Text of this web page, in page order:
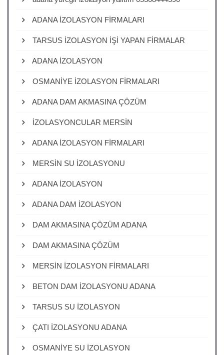
ADANA İZOLASYON FİRMALARI
TARSUS İZOLASYON İŞİ YAPAN FİRMALAR
ADANA İZOLASYON
OSMANİYE İZOLASYON FİRMALARI
ADANA DAM AKMASINA ÇÖZÜM
İZOLASYONCULAR MERSİN
ADANA İZOLASYON FİRMALARI
MERSİN SU İZOLASYONU
ADANA İZOLASYON
ADANA DAM İZOLASYON
DAM AKMASINA ÇÖZÜM ADANA
DAM AKMASINA ÇÖZÜM
MERSİN İZOLASYON FİRMALARI
BETON DAM İZOLASYONU ADANA
TARSUS SU İZOLASYON
ÇATI İZOLASYONU ADANA
OSMANİYE SU İZOLASYON